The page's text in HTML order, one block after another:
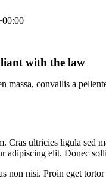
with the law
massa, convallis a
ultricies ligula sed
adipiscing elit. Donec
non nisi. Proin eget